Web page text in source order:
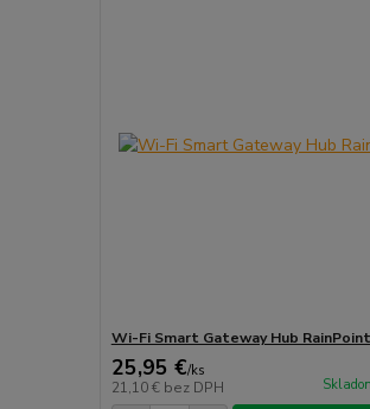
Wi-Fi Smart Gateway Hub RainPoint
25,95 €/ks
21,10 € bez DPH